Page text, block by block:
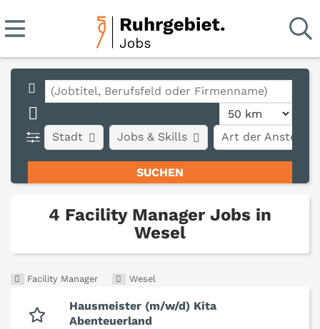
Stadt Art der
Jobs & Skills
4 Facility Manager Jobs in
Wesel
Facility Manager Wesel
Hausmeister (m/w/d) Kita
Abenteuerland